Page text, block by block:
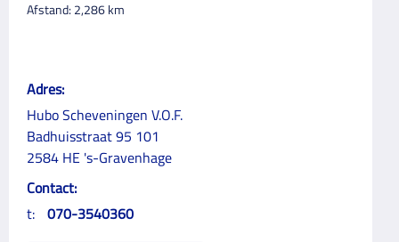
Afstand: 2,286km
Adres:
Hubo Scheveningen V.O.F.
Badhuisstraat 95 101
2584 HE 's-Gravenhage
Contact:
t: 070-3540360